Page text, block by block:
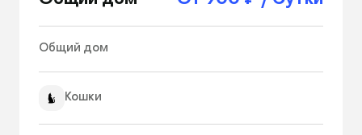
Общий дом
Кошки